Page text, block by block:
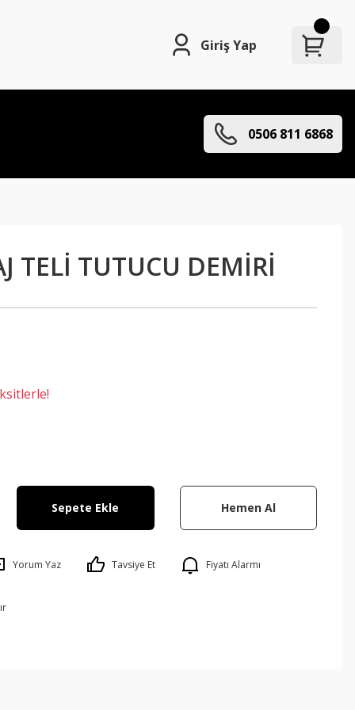
Giriş Yap
0506 811 6868
TELİ TUTUCU DEMİRİ
Sepete Ekle Hemen Al
Yorum Yaz Tavsiye Et Fiyatı Alarmı